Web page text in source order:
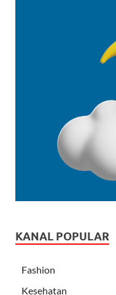
KANAL POPULAR
Fashion
Kesehatan